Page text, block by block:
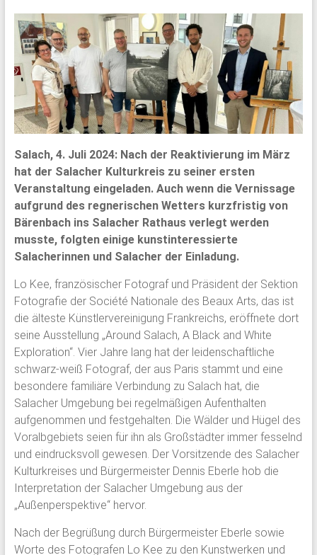
Salach, 4. Juli 2024: Nach der Reaktivierung im März
hat der Salacher Kulturkreis zu seiner ersten
Veranstaltung eingeladen. Auch wenn die Vernissage
aufgrund des regnerischen Wetters kurzfristig von
Bärenbach ins Salacher Rathaus verlegt werden
musste, folgten einige kunstinteressierte
Salacherinnen und Salacher der Einladung.
Lo Kee, französischer Fotograf und Präsident der Sektion
Fotografie der Société Nationale des Beaux Arts, das ist
die älteste Künstlervereinigung Frankreichs, eröffnete dort
seine Ausstellung „Around Salach, A Black and White
Exploration“. Vier Jahre lang hat der leidenschaftliche
schwarz-weiß Fotograf, der aus Paris stammt und eine
besondere familiäre Verbindung zu Salach hat, die
Salacher Umgebung bei regelmäßigen Aufenthalten
aufgenommen und festgehalten. Die Wälder und Hügel des
Voralbgebiets seien für ihn als Großstädter immer fesselnd
und eindrucksvoll gewesen. Der Vorsitzende des Salacher
Kulturkreises und Bürgermeister Dennis Eberle hob die
Interpretation der Salacher Umgebung aus der
„Außenperspektive“ hervor.
Nach der Begrüßung durch Bürgermeister Eberle sowie
Worte des Fotografen Lo Kee zu den Kunstwerken und